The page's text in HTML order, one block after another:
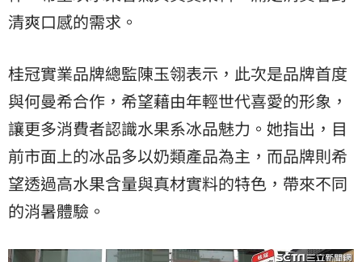
清爽口感的需求。
桂冠實業品牌總監陳玉翎表示，此次是品牌首度
與何曼希合作，希望藉由年輕世代喜愛的形象，
讓更多消費者認識水果系冰品魅力。她指出，目
前市面上的冰品多以奶類產品為主，而品牌則希
望透過高水果含量與真材實料的特色，帶來不同
的消暑體驗。